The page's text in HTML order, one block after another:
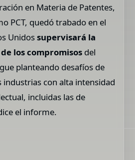
en Materia de Patentes,
PCT, quedó trabado en el
Unidossupervisará la
los compromisos del
planteando desafíos de
industrias con alta intensidad
incluidas las de
el informe.